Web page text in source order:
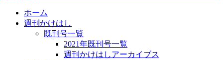
ホーム
週刊かけはし
既刊号一覧
2021年既刊号一覧
週刊かけはしアーカイブス